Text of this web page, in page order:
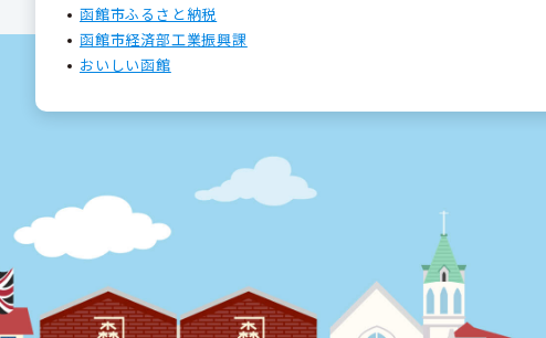
函館市ふるさと納税
函館市経済部工業振興課
おいしい函館